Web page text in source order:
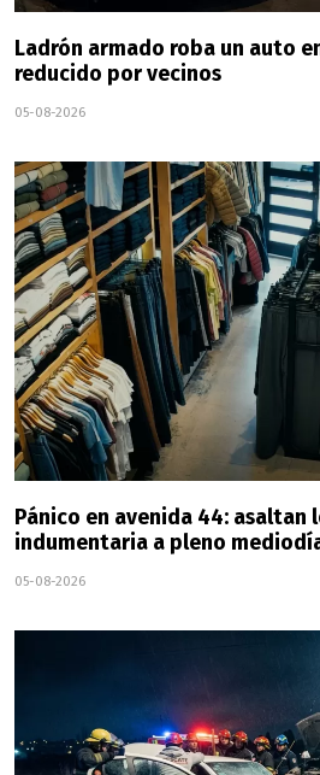
Ladrón armado roba un auto
reducido por vecinos
05-08-2026
Pánico en avenida 44: asaltan
indumentaria a pleno
05-08-2026